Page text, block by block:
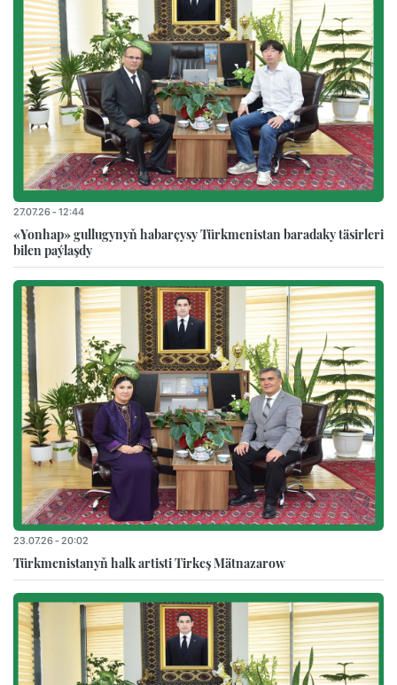
27.07.26 - 12:44
«Yonhap» gullugynyň habarçysy Türkmenistan baradaky täsirleri
bilen paýlaşdy
23.07.26 - 20:02
Türkmenistanyň halk artisti Tirkeş Mätnazarow